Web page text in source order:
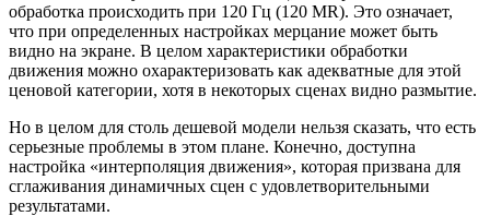
обработка происходить при 120 Гц (120 MR). Это означает,
что при определенных настройках мерцание может быть
видно на экране. В целом характеристики обработки
движения можно охарактеризовать как адекватные для этой
ценовой категории, хотя в некоторых сценах видно размытие.
Но в целом для столь дешевой модели нельзя сказать, что есть
серьезные проблемы в этом плане. Конечно, доступна
настройка «интерполяция движения», которая призвана для
сглаживания динамичных сцен с удовлетворительными
результатами.